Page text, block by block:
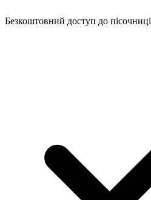
Безкоштовний доступ до пісочниці